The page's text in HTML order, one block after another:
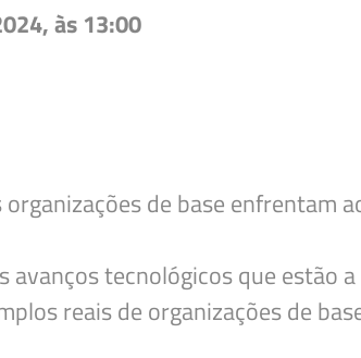
às 13:00
de base enfrentam
avanços tecnológicos que estão
reais de organizações de